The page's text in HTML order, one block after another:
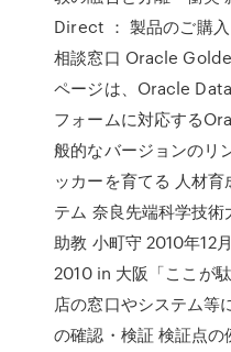
Direct ： 製品のご購
相談窓口 Oracle
ページは、Oracle
フォームに対応する
般的なバージョンのリ
ッカーを育てる 人材
テム 奈良先端科学技
助教 小町守 2010年12
2010 in 大阪「ここが
店の窓口やシステム等
の確認・検証 検証点